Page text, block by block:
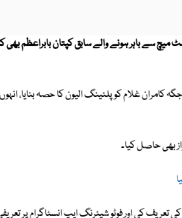
سے باہر ہونے والے سابق کپتان بابراعظم بھی
غلام کو پلئینگ الیون کا حصہ بنایا،
تعریف کی اور فوٹو شیئرنگ ایپ انسٹاگرام پر